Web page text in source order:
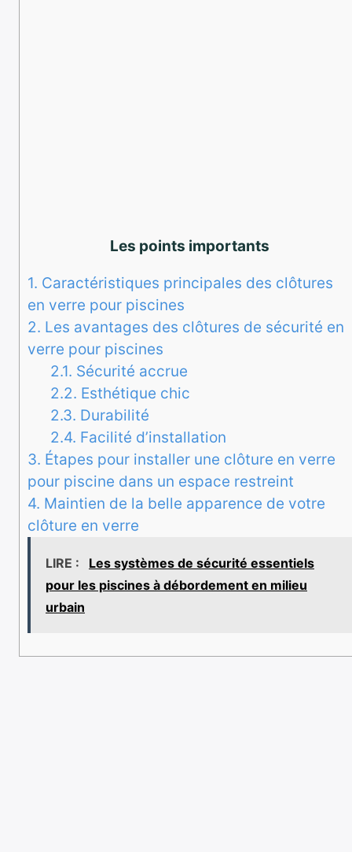
Les points importants
1. Caractéristiques principales des clôtures
en verre pour piscines
2. Les avantages des clôtures de sécurité en
verre pour piscines
2.1. Sécurité accrue
2.2. Esthétique chic
2.3. Durabilité
2.4. Facilité d’installation
3. Étapes pour installer une clôture en verre
pour piscine dans un espace restreint
4. Maintien de la belle apparence de votre
clôture en verre
LIRE :
Les systèmes de sécurité essentiels
pour les piscines à débordement en milieu
urbain